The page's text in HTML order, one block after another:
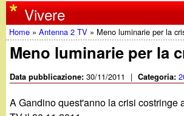
w
w
w
.
Vivere
Tu
sei
qui
Home »Antenna 2 TV » Meno luminarie per la
Meno luminarie per la
Data pubblicazione:30/11/2011 | Categoria:
A Gandino quest'anno la crisi